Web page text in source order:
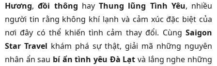
Hương,đồi thông hay Thung lũng Tình Yêu, nhiều
người tin rằng không khí lạnh và cảm xúc đặc biệt của
nơi đây có thể khiến tình cảm thay đổi. Cùng Saigon
Star Travel khám phá sự thật, giải mã những nguyên
nhân ẩn sau bí ẩn tình yêu Đà Lạt và lắng nghe những